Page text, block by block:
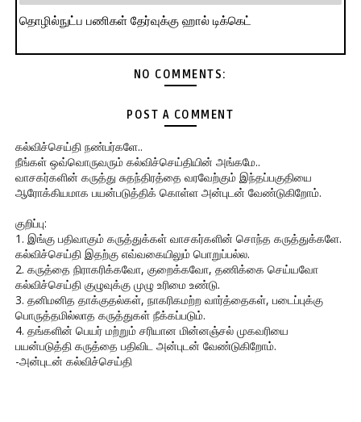
தொழில்நுட்ப பணிகள் தேர்வுக்கு ஹால் ​டிக்கெட்
NO COMMENTS:
POST A COMMENT
கல்விச்செய்தி நண்பர்களே..
நீங்கள் ஒவ்வொருவரும் கல்விச்செய்தியின் அங்கமே..
வாசகர்களின் கருத்து சுதந்திரத்தை வரவேற்கும் இந்தப்பகுதியை
ஆரோக்கியமாக பயன்படுத்திக் கொள்ள அன்புடன் வேண்டுகிறோம்.
குறிப்பு:
1. இங்கு பதிவாகும் கருத்துக்கள் வாசகர்களின் சொந்த கருத்துக்களே.
கல்விச்செய்தி இதற்கு எவ்வகையிலும் பொறுப்பல்ல.
2. கருத்தை நிராகரிக்கவோ, குறைக்கவோ, தணிக்கை செய்யவோ
கல்விச்செய்தி குழுவுக்கு முழு உரிமை உண்டு.
3. தனிமனித தாக்குதல்கள், நாகரிகமற்ற வார்த்தைகள், படைப்புக்கு
பொருத்தமில்லாத கருத்துகள் நீக்கப்படும்.
4. தங்களின் பெயர் மற்றும் சரியான மின்னஞ்சல் முகவரியை
பயன்படுத்தி கருத்தை பதிவிட அன்புடன் வேண்டுகிறோம்.
-அன்புடன் கல்விச்செய்தி